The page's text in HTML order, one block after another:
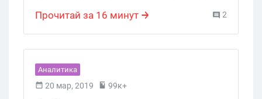
заходи.
Прочитай за 16 минут 2
Аналитика
20 мар, 2019 99к+